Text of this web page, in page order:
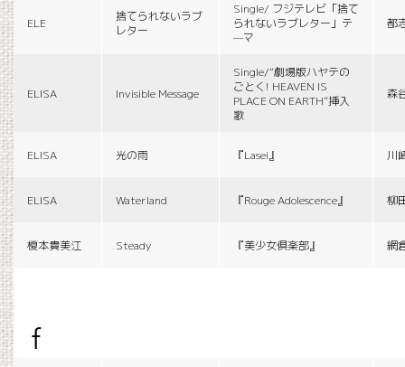
ELE
捨てられないラブ
レター
Single/ フジテレビ「捨て
られないラブレター」テ
—マ
都
ELISA Invisible Message
Single/“劇場版ハヤテの
ごとく! HEAVEN IS
PLACE ON EARTH”挿入
歌
森
ELISA 光の雨 『Lasei』 川
ELISA Waterland 『Rouge Adolescence』 柳
榎本貴美江 Steady 『美少女倶楽部』 網
f